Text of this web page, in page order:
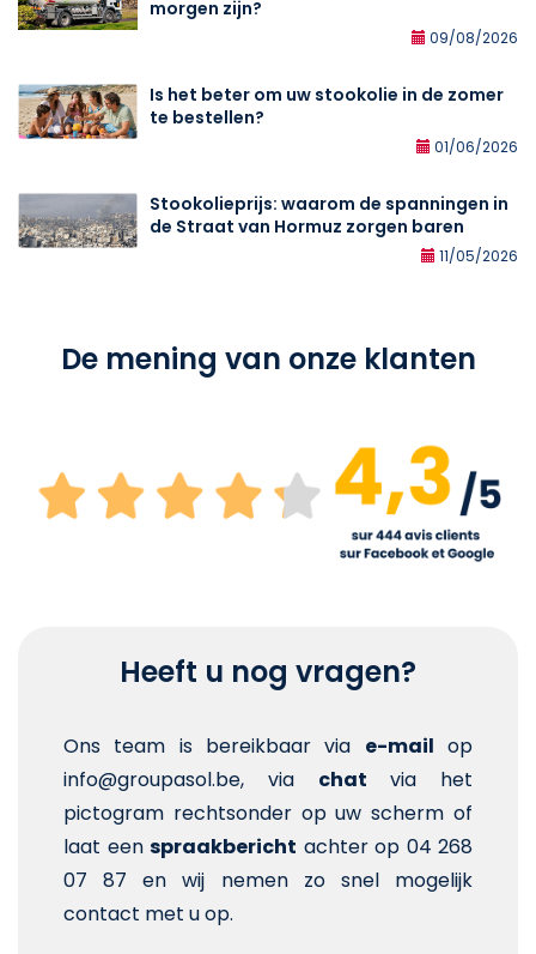
morgen zijn?
09/08/2026
Is het beter om uw stookolie in de zomer
te bestellen?
01/06/2026
Stookolieprijs: waarom de spanningen in
de Straat van Hormuz zorgen baren
11/05/2026
De mening van onze klanten
Heeft u nog vragen?
Ons team is bereikbaar via e-mail op
info@groupasol.be, via chat via het
pictogram rechtsonder op uw scherm of
laat een spraakbericht achter op 04 268
07 87 en wij nemen zo snel mogelijk
contact met u op.